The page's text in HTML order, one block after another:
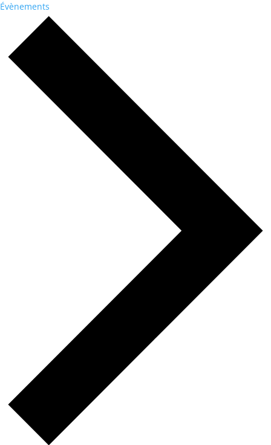
Évènements